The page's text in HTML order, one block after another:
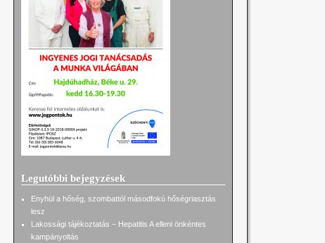
Legutóbbi bejegyzések
Enyhül a hőség, szombattól másodfokú hőségriasztás
lesz
Lakossági tájékoztatás – Hepatitis A elleni önkéntes
kampányoltás